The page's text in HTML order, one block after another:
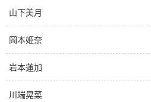
山下美月
岡本姫奈
岩本蓮加
川端晃菜